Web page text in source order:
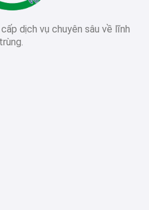
trùng các
thành
dịch vụ chuyên sâu về lĩnh